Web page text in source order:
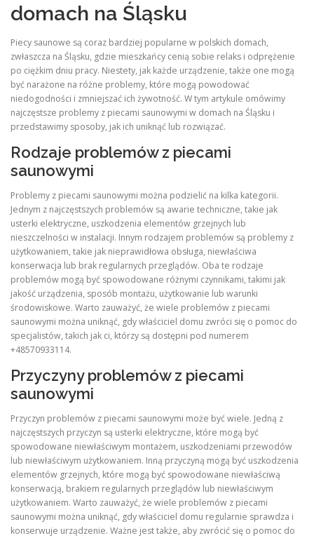
domach na Śląsku
Piecy saunowe są coraz bardziej popularne w polskich domach,
zwłaszcza na Śląsku, gdzie mieszkańcy cenią sobie relaks i odprężenie
po ciężkim dniu pracy. Niestety, jak każde urządzenie, także one mogą
być narażone na różne problemy, które mogą powodować
niedogodności i zmniejszać ich żywotność. W tym artykule omówimy
najczęstsze problemy z piecami saunowymi w domach na Śląsku i
przedstawimy sposoby, jak ich uniknąć lub rozwiązać.
Rodzaje problemów z piecami
saunowymi
Problemy z piecami saunowymi można podzielić na kilka kategorii.
Jednym z najczęstszych problemów są awarie techniczne, takie jak
usterki elektryczne, uszkodzenia elementów grzejnych lub
nieszczelności w instalacji. Innym rodzajem problemów są problemy z
użytkowaniem, takie jak nieprawidłowa obsługa, niewłaściwa
konserwacja lub brak regularnych przeglądów. Oba te rodzaje
problemów mogą być spowodowane różnymi czynnikami, takimi jak
jakość urządzenia, sposób montażu, użytkowanie lub warunki
środowiskowe. Warto zauważyć, że wiele problemów z piecami
saunowymi można uniknąć, gdy właściciel domu zwróci się o pomoc do
specjalistów, takich jak ci, którzy są dostępni pod numerem
+48570933114.
Przyczyny problemów z piecami
saunowymi
Przyczyn problemów z piecami saunowymi może być wiele. Jedną z
najczęstszych przyczyn są usterki elektryczne, które mogą być
spowodowane niewłaściwym montażem, uszkodzeniami przewodów
lub niewłaściwym użytkowaniem. Inną przyczyną mogą być uszkodzenia
elementów grzejnych, które mogą być spowodowane niewłaściwą
konserwacją, brakiem regularnych przeglądów lub niewłaściwym
użytkowaniem. Warto zauważyć, że wiele problemów z piecami
saunowymi można uniknąć, gdy właściciel domu regularnie sprawdza i
konserwuje urządzenie. Ważne jest także, aby zwrócić się o pomoc do